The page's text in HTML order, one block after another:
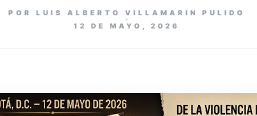
POR LUIS ALBERTO VILLAMARIN PULIDO
12 DE MAYO, 2026